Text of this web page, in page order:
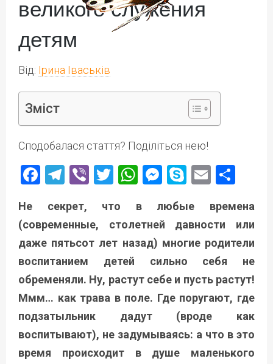
великого служения
детям
Від: Ірина Іваськів
Зміст
Сподобалася стаття? Поділіться нею!
Facebook
Telegram
ViberTwitter
WhatsApp
Messenger
Skype
Email
Не секрет, что в любые времена
(современные, столетней давности или
даже пятьсот лет назад) многие родители
воспитанием детей сильно себя не
обременяли. Ну, растут себе и пусть растут!
Ммм… как трава в поле. Где поругают, где
подзатыльник дадут (вроде как
воспитывают), не задумываясь: а что в это
время происходит в душе маленького